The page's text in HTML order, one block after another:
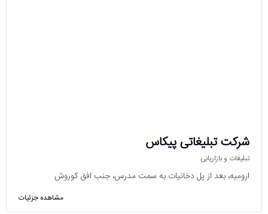
شرکت تبلیغاتی پیکاس
تبلیغات و بازاریابی
ارومیه، بعد از پل دخانیات به سمت مدرس، جنب افق کوروش
مشاهده جزئیات